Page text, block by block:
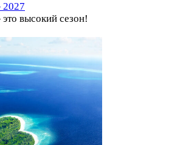
высокий сезон!